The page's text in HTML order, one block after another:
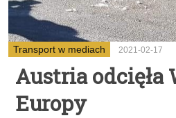
Transport w mediach 2021-02-17
Austria odcięła
Europy